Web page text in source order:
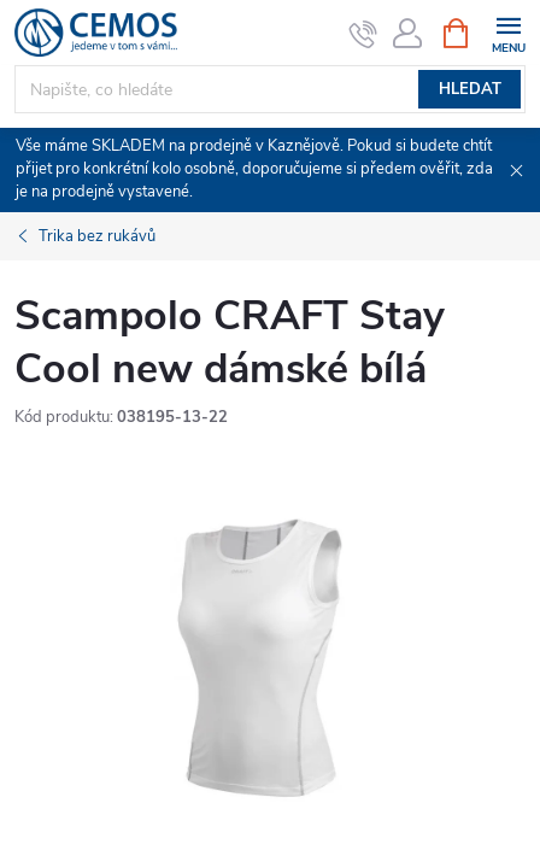
Přejít
na
obsah
HLEDAT
NÁKUPNÍ
KOŠÍK
Vše máme SKLADEM na prodejně v Kaznějově. Pokud si budete chtít
přijet pro konkrétní kolo osobně, doporučujeme si předem ověřit, zda
je na prodejně vystavené.
Trika bez rukávů
Scampolo CRAFT Stay
Cool new dámské bílá
Kód produktu: 038195-13-22